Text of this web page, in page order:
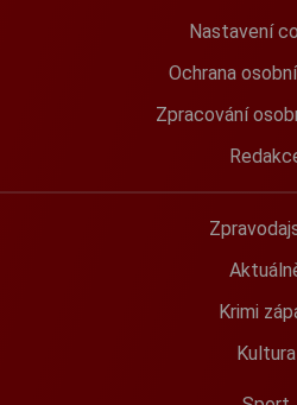
Nastavení
Ochrana
Zpracování
Krimi
Kultura